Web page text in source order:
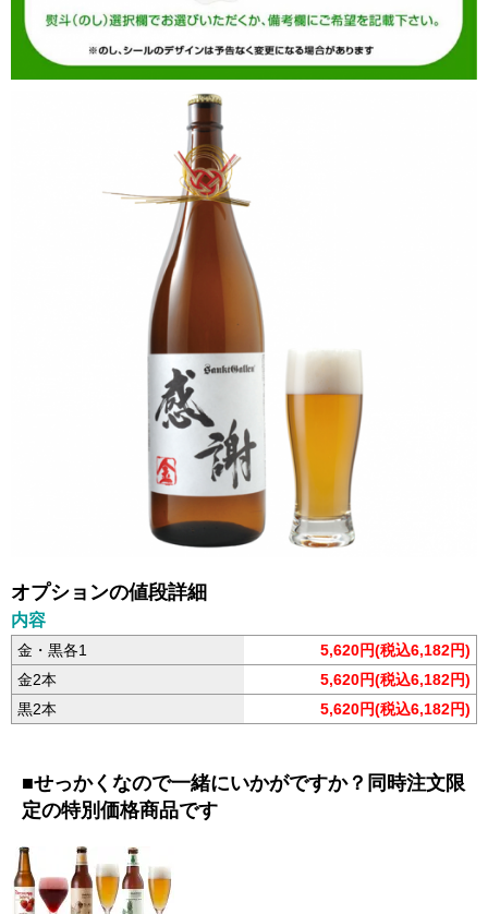
オプションの値段詳細
内容
金・黒各1
5,620円(税込6,182円)
金2本
5,620円(税込6,182円)
黒2本
5,620円(税込6,182円)
■せっかくなので一緒にいかがですか？同時注文限
定の特別価格商品です